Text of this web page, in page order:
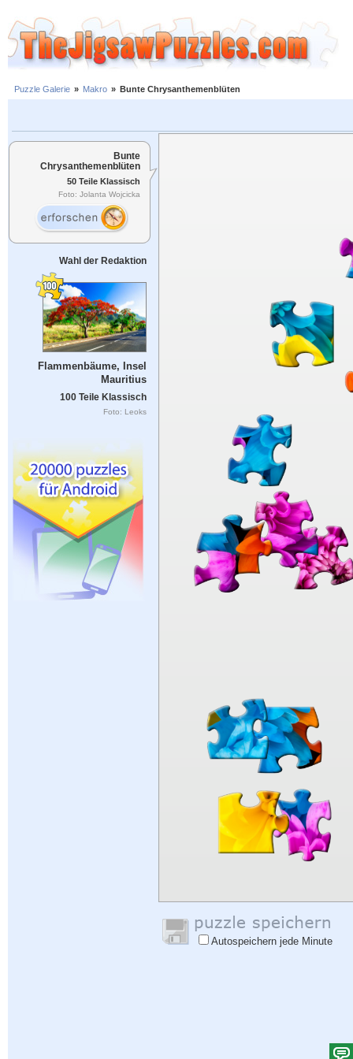
Puzzle Galerie » Makro » Bunte Chrysanthemenblüten
Bunte
Chrysanthemenblüten
50 Teile Klassisch
Foto: Jolanta Wojcicka
Wahl der Redaktion
Flammenbäume, Insel
Mauritius
100 Teile Klassisch
Foto: Leoks
Autospeichern jede Minute